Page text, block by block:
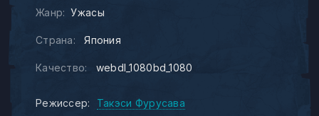
Жанр: Ужасы
Страна: Япония
Качество: webdl_1080bd_1080
Режиссер:
Такэси Фурусава